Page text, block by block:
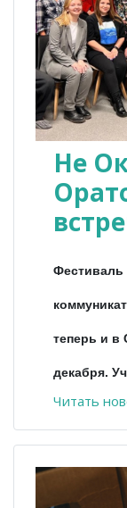
Не
Фестиваль
теперь и в
декабря.
Читать